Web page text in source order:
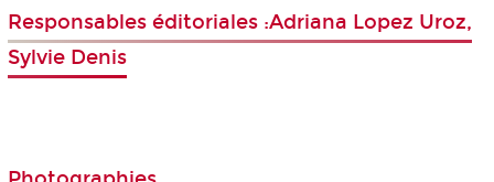
Responsables éditoriales :Adriana Lopez Uroz,
Sylvie Denis